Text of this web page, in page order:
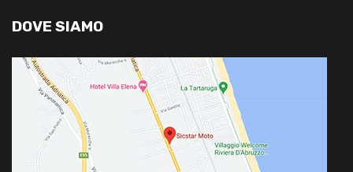
DOVE SIAMO